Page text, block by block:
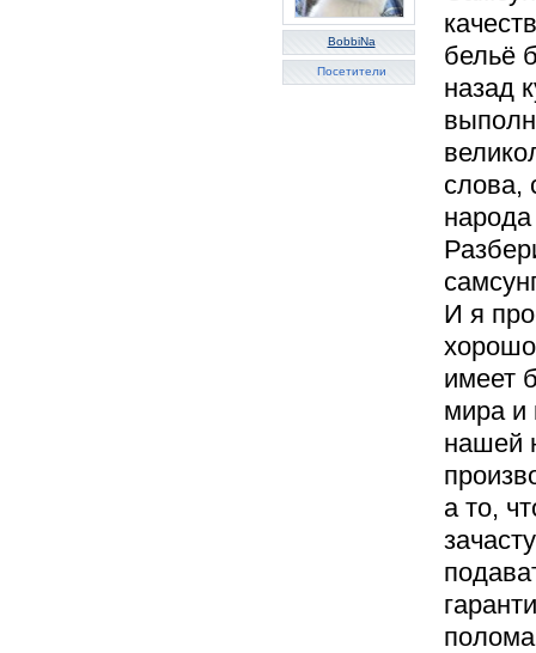
BobbiNa
Посетители
бельё
назад
слова,
народа
И я
имеет
мира и
нашей
а то,